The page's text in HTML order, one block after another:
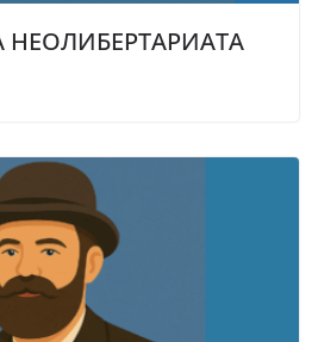
НЕОЛИБЕРТАРИАТА